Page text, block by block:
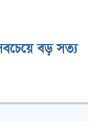
বড় সত্য